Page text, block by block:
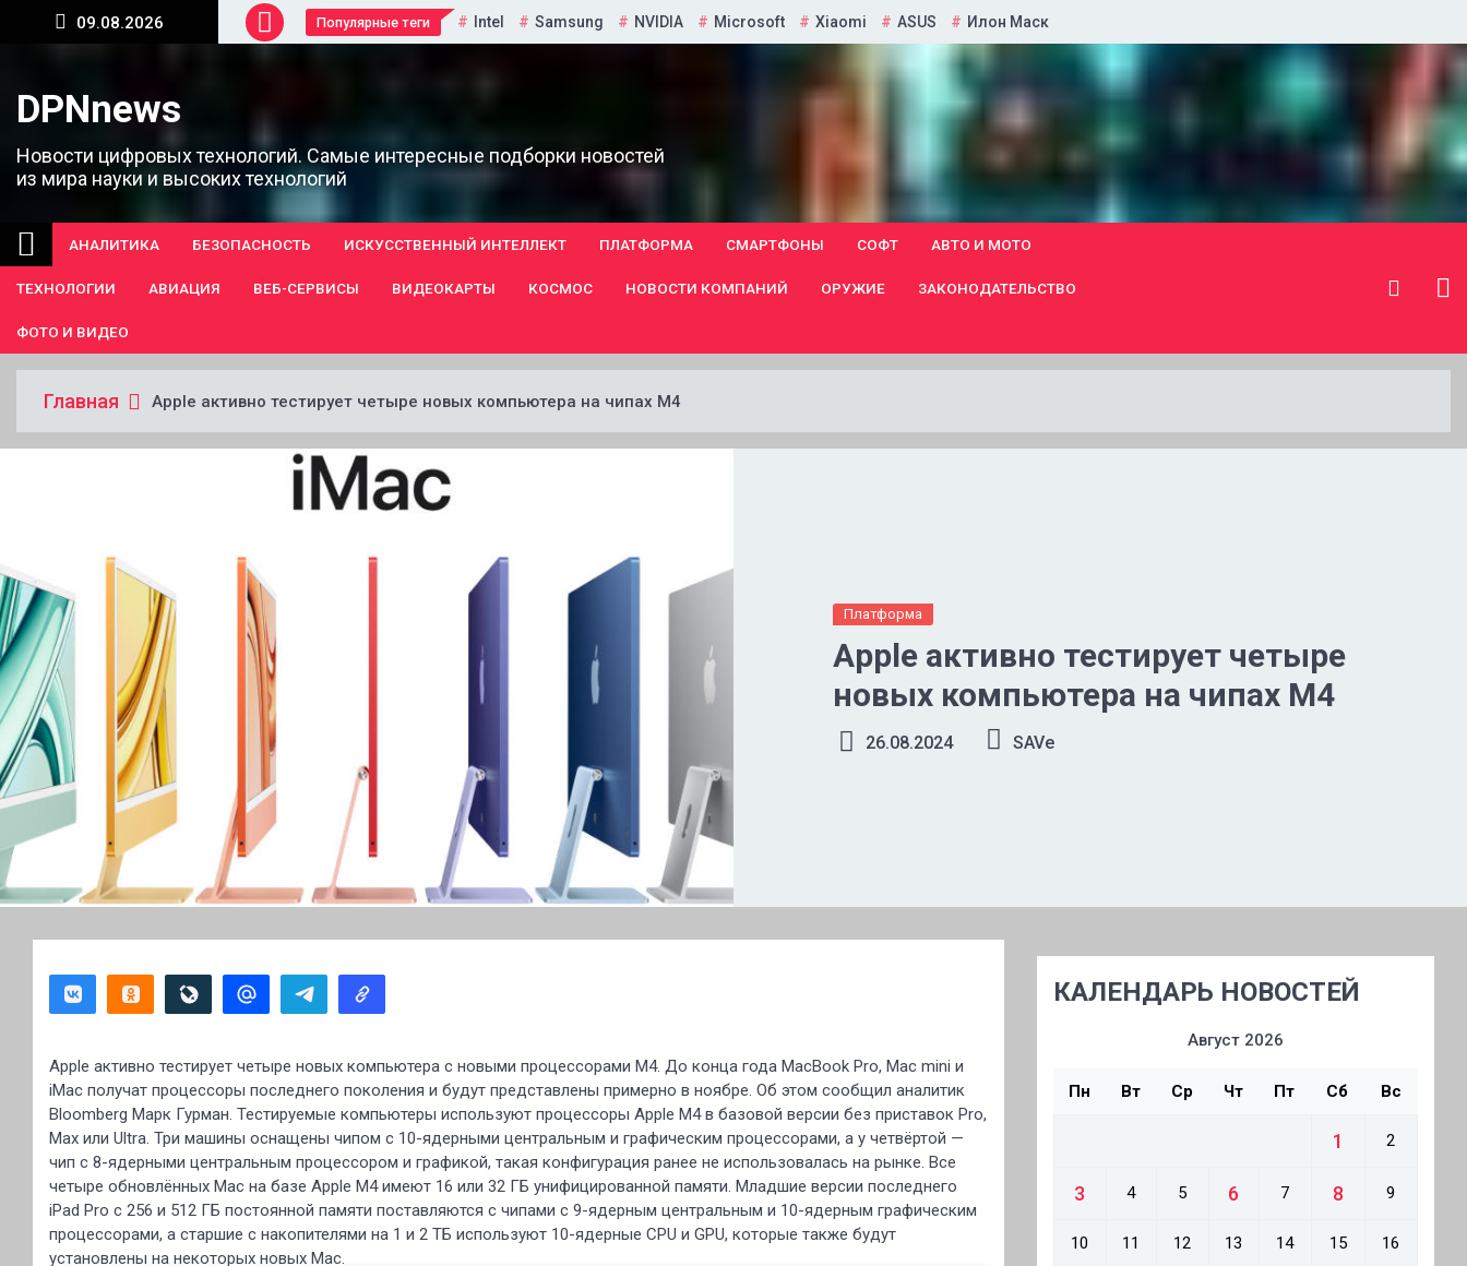
Перейти
09.08.2026 Популярные теги Intel Samsung NVIDIA Microsoft Xiaomi ASUS Илон Маск
DPNnews
Новости цифровых технологий. Самые интересные подборки новостей
из мира науки и высоких технологий
АНАЛИТИКА БЕЗОПАСНОСТЬ ИСКУССТВЕННЫЙ ИНТЕЛЛЕКТ ПЛАТФОРМА СМАРТФОНЫ СОФТ АВТО И МОТО
ТЕХНОЛОГИИ АВИАЦИЯ ВЕБ-СЕРВИСЫ ВИДЕОКАРТЫ КОСМОС НОВОСТИ КОМПАНИЙ ОРУЖИЕ ЗАКОНОДАТЕЛЬСТВО
ФОТО И ВИДЕО
Главная Apple активно тестирует четыре новых компьютера на чипах M4
Платформа
Apple активно тестирует четыре
новых компьютера на чипах M4
26.08.2024 SAVe
Apple активно тестирует четыре новых компьютера с новыми процессорами M4. До конца года MacBook Pro, Mac mini и
iMac получат процессоры последнего поколения и будут представлены примерно в ноябре. Об этом сообщил аналитик
Bloomberg Марк Гурман. Тестируемые компьютеры используют процессоры Apple M4 в базовой версии без приставок Pro,
Max или Ultra. Три машины оснащены чипом с 10-ядерными центральным и графическим процессорами, а у четвёртой —
чип с 8-ядерными центральным процессором и графикой, такая конфигурация ранее не использовалась на рынке. Все
четыре обновлённых Mac на базе Apple M4 имеют 16 или 32 ГБ унифицированной памяти. Младшие версии последнего
iPad Pro с 256 и 512 ГБ постоянной памяти поставляются с чипами с 9-ядерным центральным и 10-ядерным графическим
процессорами, а старшие с накопителями на 1 и 2 ТБ используют 10-ядерные CPU и GPU, которые также будут
установлены на некоторых новых Mac.
КАЛЕНДАРЬ НОВОСТЕЙ
Август 2026
Пн Вт Ср Чт Пт Сб Вс
1 2
3 4 5 6 7 8 9
10 11 12 13 14 15 16